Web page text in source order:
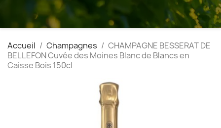
Accueil Champagnes
CHAMPAGNE BESSERAT DE
BELLEFON Cuvée des Moines Blanc de Blancs en
Caisse Bois 150cl